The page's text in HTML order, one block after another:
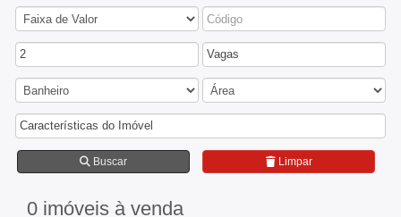
2 Vagas
Características do Imóvel
Buscar Limpar
0 imóveis à venda